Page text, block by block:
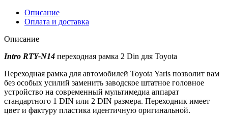
Описание
Оплата и доставка
Описание
Intro RTY-N14 переходная рамка 2 Din для Toyota
Переходная рамка для автомобилей Toyota Yaris позволит вам
без особых усилий заменить заводское штатное головное
устройство на современный мультимедиа аппарат
стандартного 1 DIN или 2 DIN размера. Переходник имеет
цвет и фактуру пластика идентичную оригинальной.